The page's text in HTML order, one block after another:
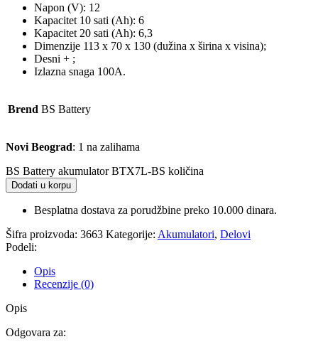
Napon (V): 12
Kapacitet 10 sati (Ah): 6
Kapacitet 20 sati (Ah): 6,3
Dimenzije 113 x 70 x 130 (dužina x širina x visina);
Desni + ;
Izlazna snaga 100A.
Brend BS Battery
Novi Beograd: 1 na zalihama
BS Battery akumulator BTX7L-BS količina
Dodati u korpu
Besplatna dostava za porudžbine preko 10.000 dinara.
Šifra proizvoda: 3663 Kategorije: Akumulatori, Delovi
Podeli:
Opis
Recenzije (0)
Opis
Odgovara za: